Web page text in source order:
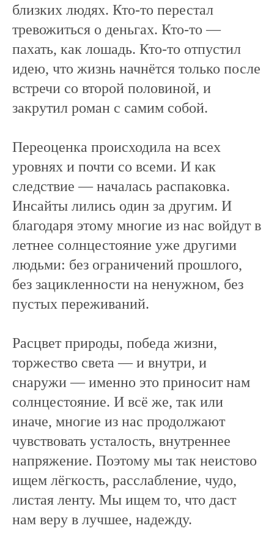
близких людях. Кто-то перестал
тревожиться о деньгах. Кто-то —
пахать, как лошадь. Кто-то отпустил
идею, что жизнь начнётся только после
встречи со второй половиной, и
закрутил роман с самим собой.
Переоценка происходила на всех
уровнях и почти со всеми. И как
следствие — началась распаковка.
Инсайты лились один за другим. И
благодаря этому многие из нас войдут в
летнее солнцестояние уже другими
людьми: без ограничений прошлого,
без зацикленности на ненужном, без
пустых переживаний.
Расцвет природы, победа жизни,
торжество света — и внутри, и
снаружи — именно это приносит нам
солнцестояние. И всё же, так или
иначе, многие из нас продолжают
чувствовать усталость, внутреннее
напряжение. Поэтому мы так неистово
ищем лёгкость, расслабление, чудо,
листая ленту. Мы ищем то, что даст
нам веру в лучшее, надежду.